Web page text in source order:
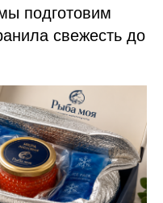
подготовим
свежесть до